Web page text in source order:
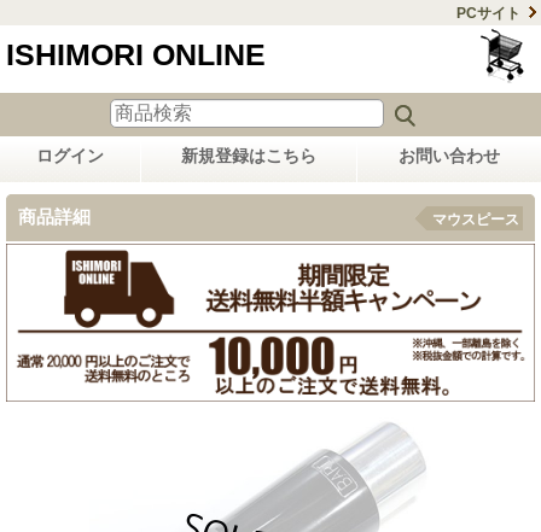
PCサイト
ISHIMORI ONLINE
ログイン 新規登録はこちら お問い合わせ
商品詳細 マウスピース